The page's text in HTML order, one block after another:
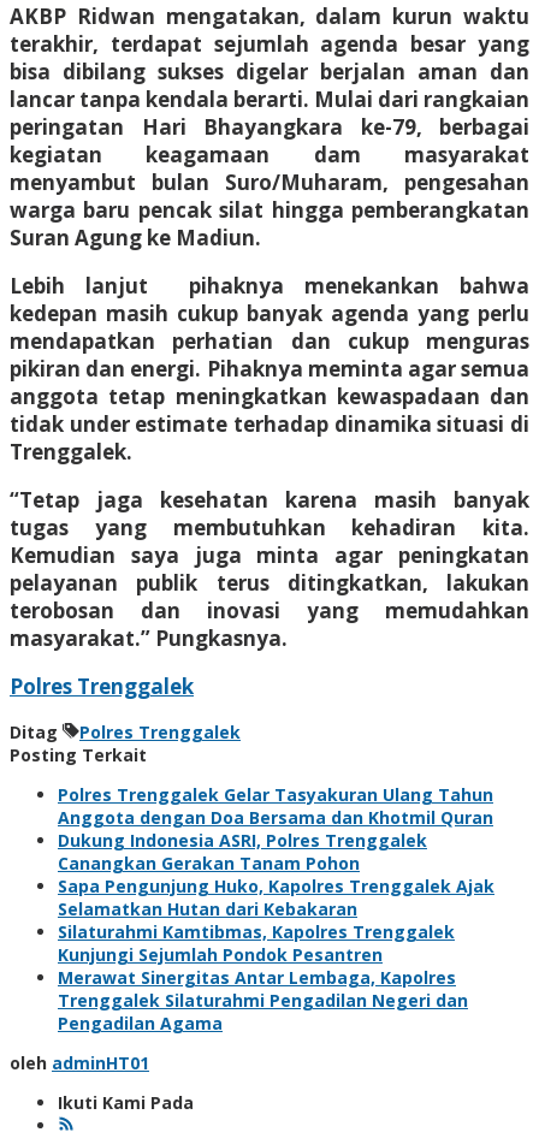
AKBP Ridwan mengatakan, dalam kurun waktu
terakhir, terdapat sejumlah agenda besar yang
bisa dibilang sukses digelar berjalan aman dan
lancar tanpa kendala berarti. Mulai dari rangkaian
peringatan Hari Bhayangkara ke-79, berbagai
kegiatan keagamaan dam masyarakat
menyambut bulan Suro/Muharam, pengesahan
warga baru pencak silat hingga pemberangkatan
Suran Agung ke Madiun.
Lebih lanjut pihaknya menekankan bahwa
kedepan masih cukup banyak agenda yang perlu
mendapatkan perhatian dan cukup menguras
pikiran dan energi. Pihaknya meminta agar semua
anggota tetap meningkatkan kewaspadaan dan
tidak under estimate terhadap dinamika situasi di
Trenggalek.
“Tetap jaga kesehatan karena masih banyak
tugas yang membutuhkan kehadiran kita.
Kemudian saya juga minta agar peningkatan
pelayanan publik terus ditingkatkan, lakukan
terobosan dan inovasi yang memudahkan
masyarakat.” Pungkasnya.
Polres Trenggalek
Ditag
Polres Trenggalek
Posting Terkait
Polres Trenggalek Gelar Tasyakuran Ulang Tahun
Anggota dengan Doa Bersama dan Khotmil Quran
Dukung Indonesia ASRI, Polres Trenggalek
Canangkan Gerakan Tanam Pohon
Sapa Pengunjung Huko, Kapolres Trenggalek Ajak
Selamatkan Hutan dari Kebakaran
Silaturahmi Kamtibmas, Kapolres Trenggalek
Kunjungi Sejumlah Pondok Pesantren
Merawat Sinergitas Antar Lembaga, Kapolres
Trenggalek Silaturahmi Pengadilan Negeri dan
Pengadilan Agama
oleh adminHT01
Ikuti Kami Pada